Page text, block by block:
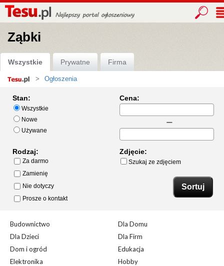
Ząbki
Wszystkie Prywatne Firma
Strona
Ogłoszenia
Stan:
Wszystkie
Nowe
Używane
Cena:
Rodzaj:
Za darmo
Zamienię
Nie dotyczy
Prosze o kontakt
Zdjęcie:
Szukaj ze zdjęciem
Budownictwo
Dla Domu
Dla Dzieci
Dla Firm
Dom i ogród
Edukacja
Elektronika
Hobby